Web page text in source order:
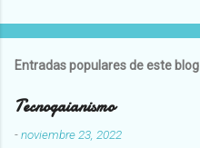
Entradas populares de este blog
Tecnogaianismo
-noviembre 23, 2022